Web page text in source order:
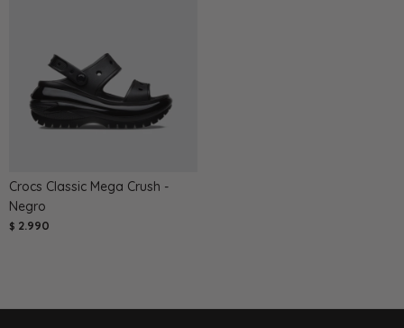
Crocs Classic Mega Crush -
Negro
$ 2.990